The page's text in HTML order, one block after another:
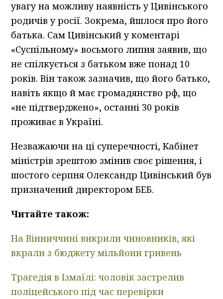
увагу на можливу наявність у Цивінського
родичів у росії. Зокрема, йшлося про його
батька. Сам Цивінський у коментарі
«Суспільному» восьмого липня заявив, що
не спілкується з батьком вже понад 10
років. Він також зазначив, що його батько,
навіть якщо й має громадянство рф, що
«не підтверджено», останні 30 років
проживає в Україні.
Незважаючи на ці суперечності, Кабінет
міністрів зрештою змінив своє рішення, і
шостого серпня Олександр Цивінський був
призначений директором БЕБ.
Читайте також:
На Вінниччині викрили чиновників, які
вкрали з бюджету мільйони гривень
Трагедія в Ізмаїлі: чоловік застрелив
поліцейського під час перевірки